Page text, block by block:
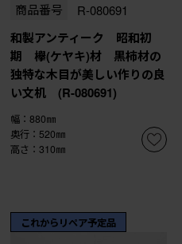
商品番号 R-080691
和製アンティーク 昭和初
期 欅(ケヤキ)材 黒柿材の
独特な木目が美しい作りの良
い文机 (R-080691)
幅：880㎜
奥行：520㎜
高さ：310㎜
これからリペア予定品